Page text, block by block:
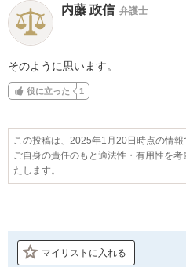
内藤 政信 弁護士
そのように思います。
役に立った 1
この投稿は、2025年1月20日時点の情報
ご自身の責任のもと適法性・有用性を
たします。
マイリストに入れる